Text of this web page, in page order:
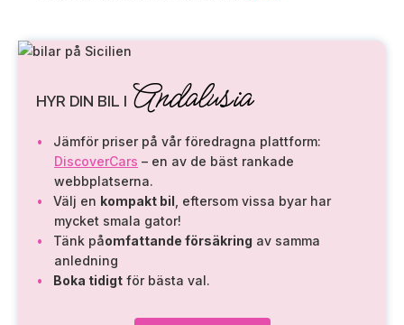
HYR DIN BIL I Andalusia
Jämför priser på vår föredragna plattform:
DiscoverCars – en av de bäst rankade
webbplatserna.
Välj en kompakt bil , eftersom vissa byar har
mycket smala gator!
Tänk påomfattande försäkring av samma
anledning
Boka tidigt för bästa val.